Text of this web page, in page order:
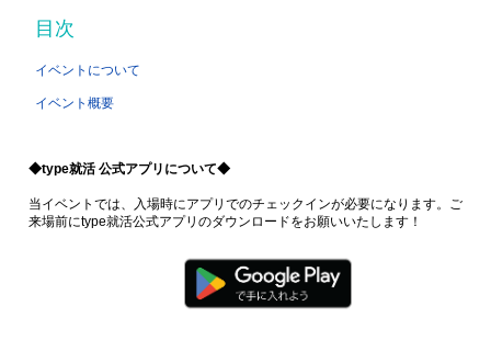
目次
イベントについて
イベント概要
◆type就活 公式アプリについて◆
当イベントでは、入場時にアプリでのチェックインが必要になります。ご
来場前にtype就活公式アプリのダウンロードをお願いいたします！